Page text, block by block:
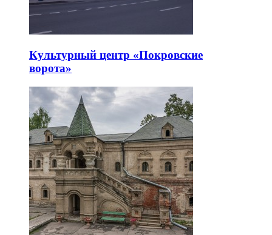
Культурный центр «Покровские
ворота»